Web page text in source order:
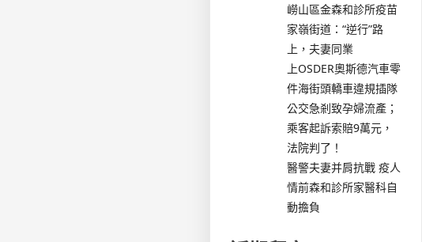
嶗山區金森和診所疫苗
家嶺街道：“逆行”路
上，夫妻同業
上OSDER奧斯德汽車零
件海街頭轎車違規插隊
公交急剎致孕婦流產；
乘客起訴索賠9萬元，
法院判了！
醫警夫妻并肩抗戰 疫人
情前森和診所家醫科自
動擔負